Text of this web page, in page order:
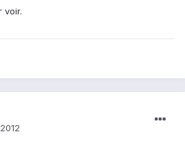
voir.